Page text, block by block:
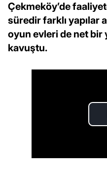
Çekmeköy’de
süredir farklı yapılar
oyun evleri de net bir
kavuştu.